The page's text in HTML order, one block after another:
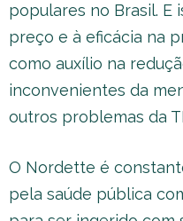
populares no Brasil. E
preço e à eficácia na
como auxílio na
inconvenientes da
outros problemas da
O Nordette é
pela saúde pública